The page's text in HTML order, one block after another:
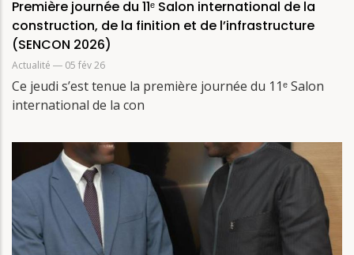
Première journée du 11ᵉ Salon international de la
construction, de la finition et de l’infrastructure
(SENCON 2026)
Actualité ― 05 fév 26
Ce jeudi s’est tenue la première journée du 11ᵉ Salon
international de la con